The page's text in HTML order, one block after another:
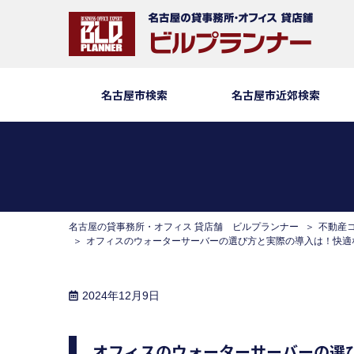
名古屋市検索 名古屋市近郊検索
名古屋の貸事務所・オフィス 貸店舗 ビルプランナー
不動産
オフィスのウォーターサーバーの選び方と実際の導入は！快
2024年12月9日